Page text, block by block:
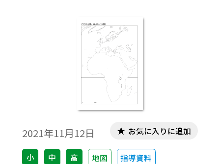
2021年11月12日
小 中 高 地図 指導資料
お気に入りに追加